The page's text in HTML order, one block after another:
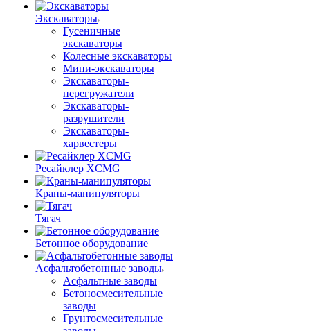
Экскаваторы
Гусеничные
экскаваторы
Колесные экскаваторы
Мини-экскаваторы
Экскаваторы-
перегружатели
Экскаваторы-
разрушители
Экскаваторы-
харвестеры
Ресайклер XCMG
Краны-манипуляторы
Тягач
Бетонное оборудование
Асфальтобетонные заводы
Асфальтные заводы
Бетоносмесительные
заводы
Грунтосмесительные